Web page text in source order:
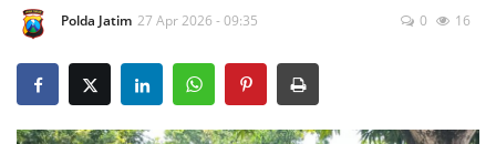
Kontak
Polsek Jajaran
Polda Jatim 27 Apr 2026 - 09:35 0 16